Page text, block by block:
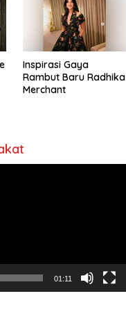
Inspirasi Gaya
Rambut Baru Radhika
Merchant
01:11